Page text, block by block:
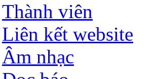
Thành viên
Liên kết website
Âm nhạc